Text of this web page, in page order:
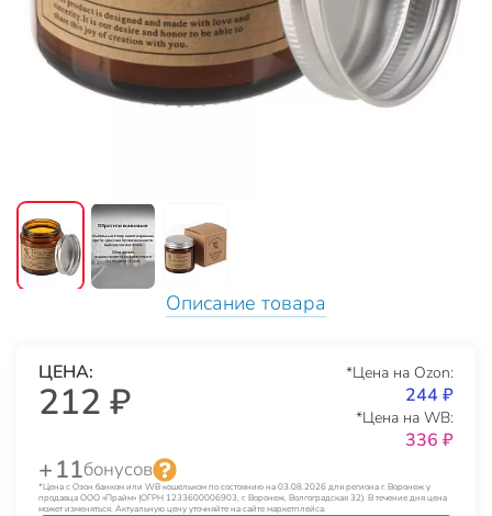
Описание товара
ЦЕНА:
212 ₽
*Цена на Ozon:
244 ₽
*Цена на WB:
336 ₽
+ 11бонусов
*Цена с Озон банком или WB кошельком по состоянию на 03.08.2026 для региона г. Воронеж у
продавца ООО «Прайм» (ОГРН 1233600006903, г. Воронеж, Волгоградская 32). В течение дня цена
может изменяться. Актуальную цену уточняйте на сайте маркетплейса.